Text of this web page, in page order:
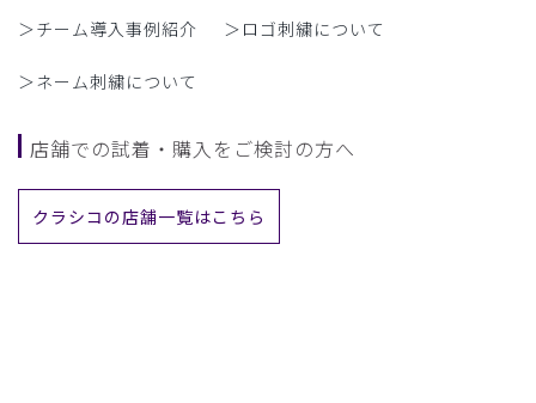
＞チーム導入事例紹介 ＞ロゴ刺繍について
＞ネーム刺繍について
店舗での試着・購入をご検討の方へ
クラシコの店舗一覧はこちら